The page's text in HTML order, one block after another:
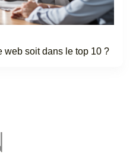
web soit dans le top 10 ?